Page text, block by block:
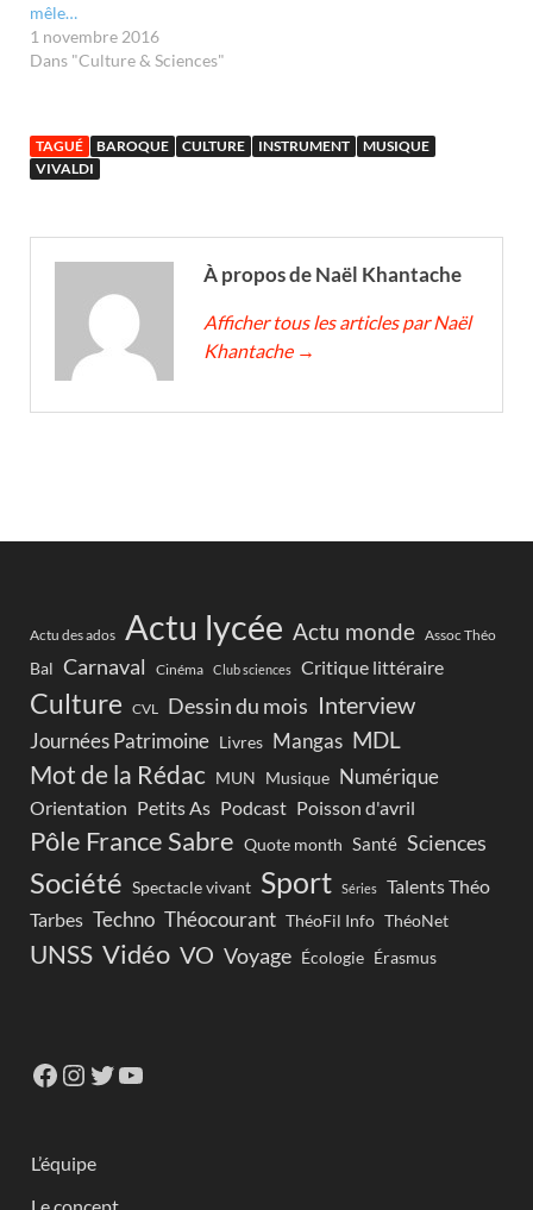
mêle…
1 novembre 2016
Dans "Culture & Sciences"
TAGUÉ BAROQUE CULTURE INSTRUMENT
MUSIQUE
VIVALDI
À propos de Naël Khantache
Afficher tous les articles par Naël
Khantache →
Actu des ados Actu lycée Actu monde Assoc Théo
Bal Carnaval Cinéma Club sciences Critique littéraire
Culture CVL Dessin du mois Interview
Journées Patrimoine Livres Mangas MDL
Mot de la Rédac MUN Musique Numérique
Orientation Petits As Podcast Poisson d'avril
Pôle France Sabre Quote month Santé Sciences
Société Spectacle vivant Sport Séries
Talents Théo
Tarbes Techno Théocourant ThéoFil Info ThéoNet
UNSS Vidéo VO Voyage Écologie Érasmus
L’équipe
Le concept